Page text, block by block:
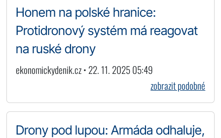
Honem na polské hranice:
Protidronový systém má reagovat
na ruské drony
ekonomickydenik.cz • 22. 11. 2025 05:49
zobrazit podobné
Drony pod lupou: Armáda odhaluje,